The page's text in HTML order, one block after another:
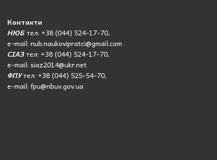
Контакти
НЮБтел: +38 (044) 524-17-70,
e-mail: nub.naukovipratci@gmail.com
СІАЗтел: +38 (044) 524-17-70,
e-mail: siaz2014@ukr.net
ФПУтел: +38 (044) 525-54-70,
e-mail: fpu@nbuv.gov.ua